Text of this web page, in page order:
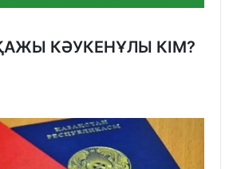
КӘУКЕНҰЛЫ КІМ?